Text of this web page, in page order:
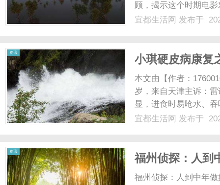
顾，揭示这个时期电
独特地位，展现怀旧
宜都生活网 发布于
资讯
小琪硬皮病康复
本文由【作者：
岁，来自天津主诉：
显，进食时易呛水、
秘困扰；经过正规医
宜都生活网 发布于
资讯
福州侦探：人到
福州侦探：人到中年